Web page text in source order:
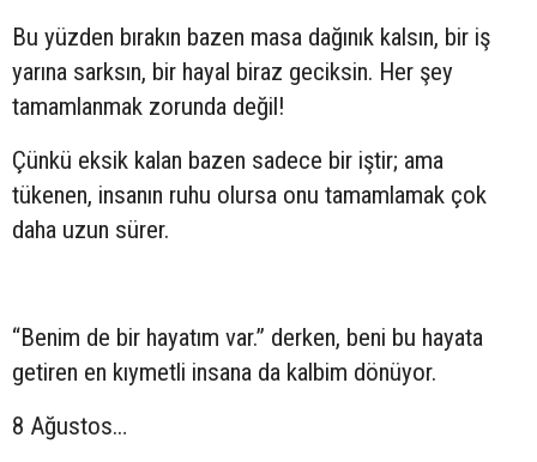
Bu yüzden bırakın bazen masa dağınık kalsın, bir iş
yarına sarksın, bir hayal biraz geciksin. Her şey
tamamlanmak zorunda değil!
Çünkü eksik kalan bazen sadece bir iştir; ama
tükenen, insanın ruhu olursa onu tamamlamak çok
daha uzun sürer.
“Benim de bir hayatım var.” derken, beni bu hayata
getiren en kıymetli insana da kalbim dönüyor.
8 Ağustos…